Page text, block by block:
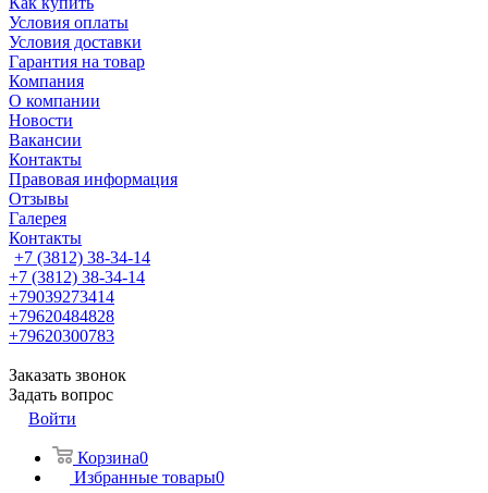
Условия оплаты
Условия доставки
Гарантия на товар
Компания
О компании
Новости
Вакансии
Контакты
Правовая информация
Отзывы
Галерея
Контакты
+7 (3812) 38-34-14
+7 (3812) 38-34-14
+79039273414
+79620484828
+79620300783
Заказать звонок
Задать вопрос
Войти
Корзина0
Избранные товары0